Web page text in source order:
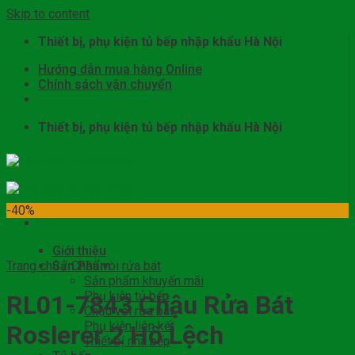
Skip to content
Thiết bị, phụ kiện tủ bếp nhập khẩu Hà Nội
Hướng dẫn mua hàng Online
Chính sách vận chuyển
Thiết bị, phụ kiện tủ bếp nhập khẩu Hà Nội
Giới thiệu
Sản Phẩm
Sản phẩm khuyến mãi
Phụ kiện tủ bếp
Chậu vòi rửa bát
Phụ kiện liên kết
Thiết bị nhà bếp
-40%
Trang chủ / Chậu vòi rửa bát
RL01-7843 Chậu Rửa Bát
Roslerer 2 Hố Lệch